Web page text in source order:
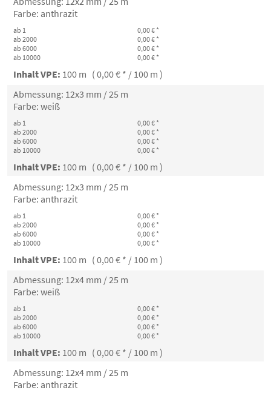
Farbe: anthrazit
ab 1
0,00 € *
ab 2000
0,00 € *
ab 6000
0,00 € *
ab 10000
0,00 € *
Inhalt VPE: 100 m ( 0,00 € * / 100 m )
Abmessung: 12x3 mm / 25 m
Farbe: weiß
ab 1
0,00 € *
ab 2000
0,00 € *
ab 6000
0,00 € *
ab 10000
0,00 € *
Inhalt VPE: 100 m ( 0,00 € * / 100 m )
Abmessung: 12x3 mm / 25 m
Farbe: anthrazit
ab 1
0,00 € *
ab 2000
0,00 € *
ab 6000
0,00 € *
ab 10000
0,00 € *
Inhalt VPE: 100 m ( 0,00 € * / 100 m )
Abmessung: 12x4 mm / 25 m
Farbe: weiß
ab 1
0,00 € *
ab 2000
0,00 € *
ab 6000
0,00 € *
ab 10000
0,00 € *
Inhalt VPE: 100 m ( 0,00 € * / 100 m )
Abmessung: 12x4 mm / 25 m
Farbe: anthrazit